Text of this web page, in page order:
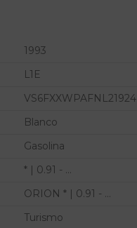
1993
L1E
VS6FXXWPAFNL21924
Blanco
Gasolina
* | 0.91 - ...
ORION * | 0.91 - ...
Turismo